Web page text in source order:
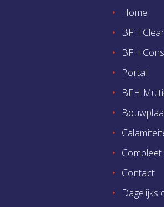
Home
BFH
BFH
Portal
BFH
Contact
Dagelijks